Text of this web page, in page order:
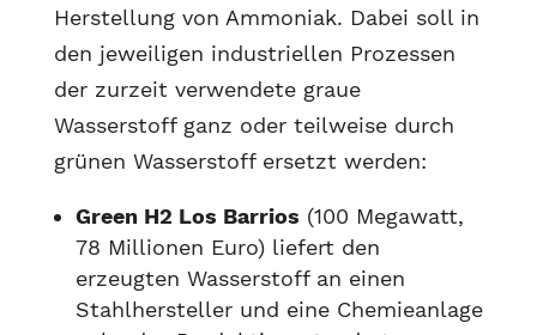
Herstellung von Ammoniak. Dabei soll in
den jeweiligen industriellen Prozessen
der zurzeit verwendete graue
Wasserstoff ganz oder teilweise durch
grünen Wasserstoff ersetzt werden:
Green H2 Los Barrios (100 Megawatt,
78 Millionen Euro) liefert den
erzeugten Wasserstoff an einen
Stahlhersteller und eine Chemieanlage